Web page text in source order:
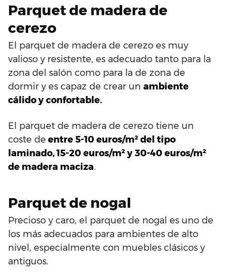
Parquet de madera de
cerezo
El parquet de madera de cerezo es muy
valioso y resistente, es adecuado tanto para la
zona del salón como para la de zona de
dormir y es capaz de crear un ambiente
cálido y confortable.
El parquet de madera de cerezo tiene un
coste de entre 5-10 euros/m² del tipo
laminado, 15-20 euros/m² y 30-40 euros/m²
de madera maciza.
Parquet de nogal
Precioso y caro, el parquet de nogal es uno de
los más adecuados para ambientes de alto
nivel, especialmente con muebles clásicos y
antiguos.